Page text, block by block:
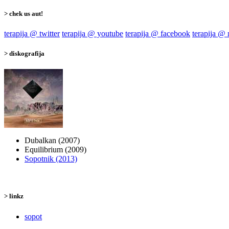
> chek us aut!
terapija @ twitter terapija @ youtube terapija @ facebook terapija @
> diskografija
Dubalkan (2007)
Equilibrium (2009)
Sopotnik (2013)
> linkz
sopot